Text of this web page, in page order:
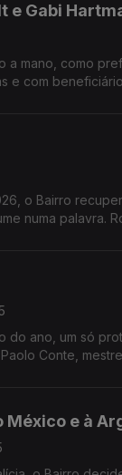
e Gabi
a mano, como
e com
o Bairro
numa palavra.
do ano, um só
Conte,
México e à